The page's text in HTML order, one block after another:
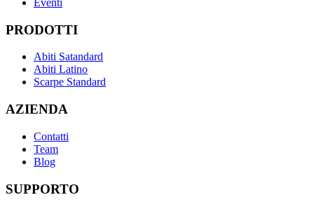
Eventi
PRODOTTI
Abiti Satandard
Abiti Latino
Scarpe Standard
AZIENDA
Contatti
Team
Blog
SUPPORTO